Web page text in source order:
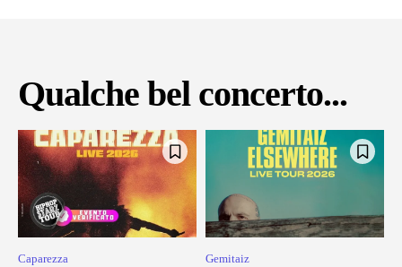
Qualche bel concerto...
Caparezza Gemitaiz